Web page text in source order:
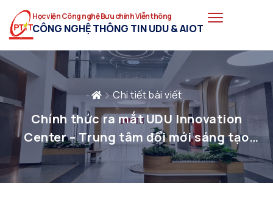
Học viện Công nghệ Bưu chính Viễn thông
CÔNG NGHỆ THÔNG TIN UDU & AIOT
Chi tiết bài viết
Chính thức ra mắt UDU Innovation
Center – Trung tâm đổi mới sáng tạo
dành cho UDU